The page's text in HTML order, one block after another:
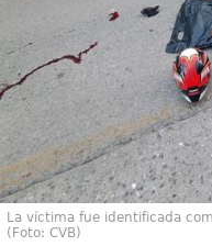
La víctima fue identificada
(Foto: CVB)